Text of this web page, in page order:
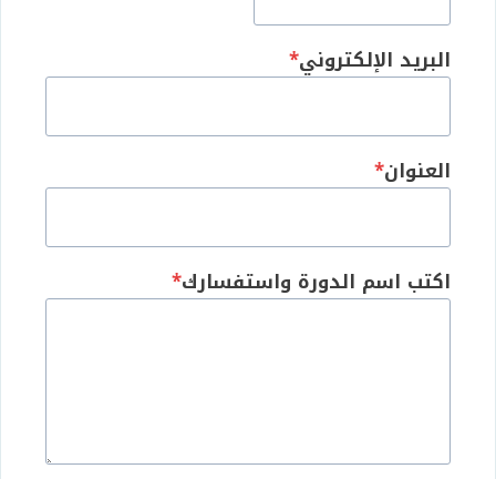
البريد الإلكتروني*
العنوان*
اكتب اسم الدورة واستفسارك*